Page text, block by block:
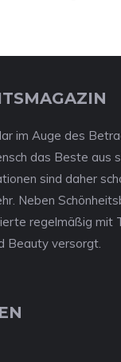
im Auge des
das Beste aus
sind daher
Neben
regelmäßig mit
Beauty versorgt.